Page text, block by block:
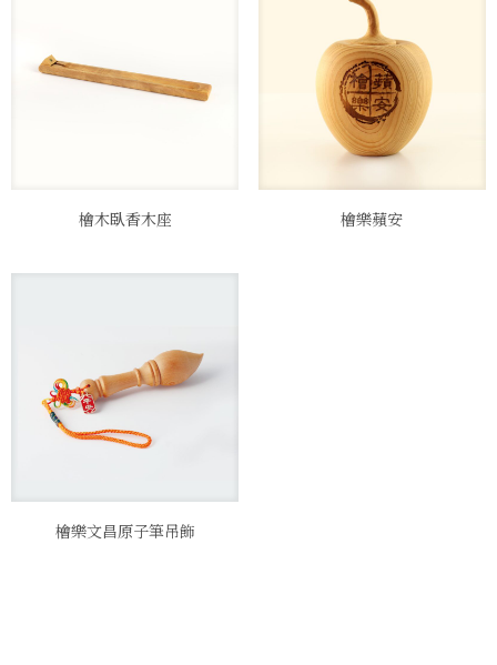
檜木臥香木座 檜樂蘋安
檜樂文昌原子筆吊飾